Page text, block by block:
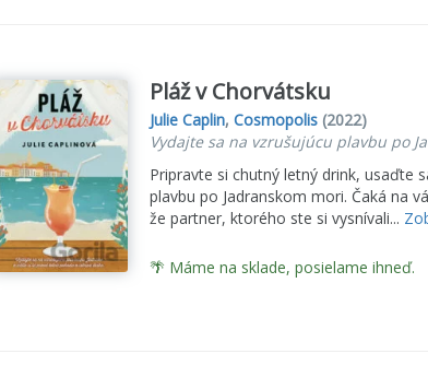
Pláž v Chorvátsku
Julie Caplin, Cosmopolis(2022)
Vydajte sa na vzrušujúcu plavbu po
Pripravte si chutný letný drink, usaďte
plavbu po Jadranskom mori. Čaká na
že partner, ktorého ste si vysnívali...
🌴 Máme na sklade, posielame ihneď.